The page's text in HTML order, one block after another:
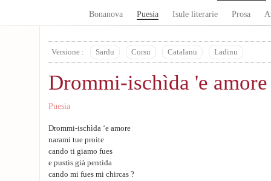
Bonanova Puesia Isule literarie Prosa
Versione : Sardu Corsu Catalanu Ladinu
Drommi-ischìda 'e amore
Puesia
Drommi-ischìda ‘e amore
narami tue proite
cando ti giamo fues
e pustis già pentida
cando mi fues mi chircas ?